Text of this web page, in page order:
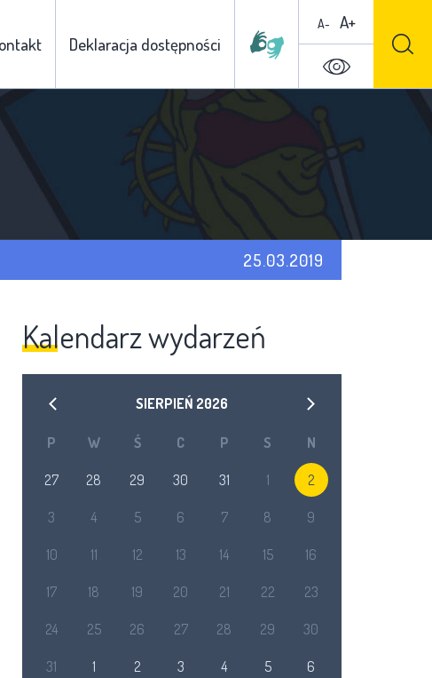
Deklaracja dostępności
A- A+
25.03.2019
Kalendarz wydarzeń
SIERPIEŃ 2026
P W Ś C P S N
27 28 29 30 31 1 2
3 4 5 6 7 8 9
10 11 12 13 14 15 16
17 18 19 20 21 22 23
24 25 26 27 28 29 30
31 1 2 3 4 5 6